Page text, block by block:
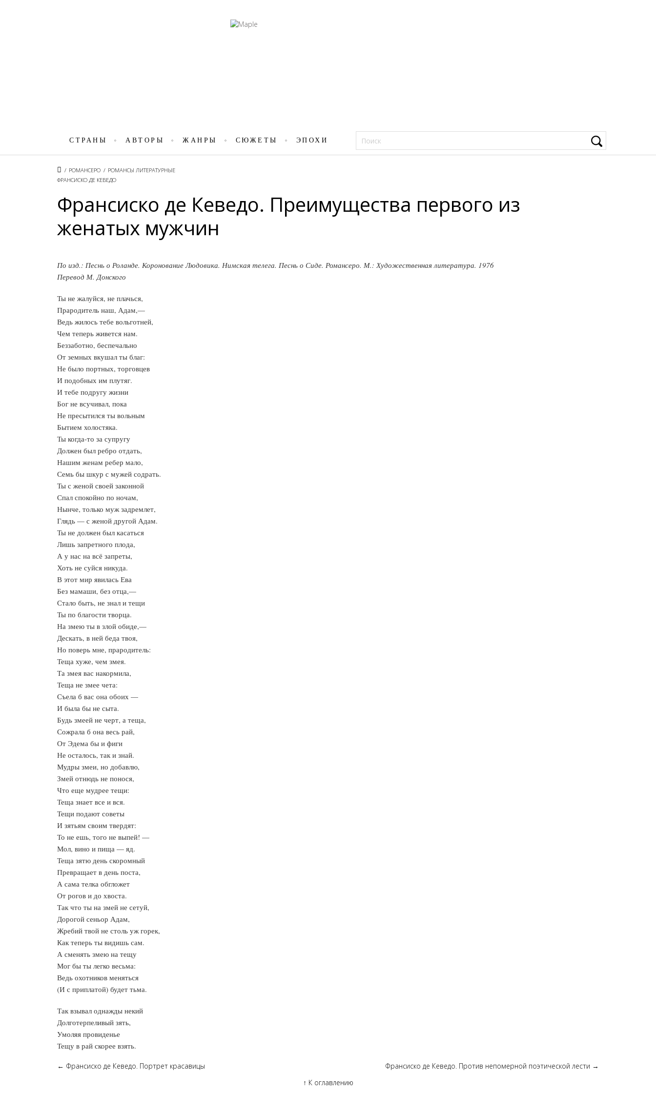
СТРАНЫ АВТОРЫ ЖАНРЫ СЮЖЕТЫ ЭПОХИ
/ РОМАНСЕРО / РОМАНСЫ ЛИТЕРАТУРНЫЕ
ФРАНСИСКО ДЕ КЕВЕДО
Франсиско де Кеведо. Преимущества первого из
женатых мужчин
По изд.: Песнь о Роланде. Коронование Людовика. Нимская телега. Песнь о Сиде. Романсеро. М.: Художественная литература. 1976
Перевод М. Донского
Ты не жалуйся, не плачься,
Прародитель наш, Адам,—
Ведь жилось тебе вольготней,
Чем теперь живется нам.
Беззаботно, беспечально
От земных вкушал ты благ:
Не было портных, торговцев
И подобных им плутяг.
И тебе подругу жизни
Бог не всучивал, пока
Не пресытился ты вольным
Бытием холостяка.
Ты когда-то за супругу
Должен был ребро отдать,
Нашим женам ребер мало,
Семь бы шкур с мужей содрать.
Ты с женой своей законной
Спал спокойно по ночам,
Нынче, только муж задремлет,
Глядь — с женой другой Адам.
Ты не должен был касаться
Лишь запретного плода,
А у нас на всё запреты,
Хоть не суйся никуда.
В этот мир явилась Ева
Без мамаши, без отца,—
Стало быть, не знал и тещи
Ты по благости творца.
На змею ты в злой обиде,—
Дескать, в ней беда твоя,
Но поверь мне, прародитель:
Теща хуже, чем змея.
Та змея вас накормила,
Теща не змее чета:
Съела б вас она обоих —
И была бы не сыта.
Будь змеей не черт, а теща,
Сожрала б она весь рай,
От Эдема бы и фиги
Не осталось, так и знай.
Мудры змеи, но добавлю,
Змей отнюдь не понося,
Что еще мудрее тещи:
Теща знает все и вся.
Тещи подают советы
И зятьям своим твердят:
То не ешь, того не выпей! —
Мол, вино и пища — яд.
Теща зятю день скоромный
Превращает в день поста,
А сама телка обгложет
От рогов и до хвоста.
Так что ты на змей не сетуй,
Дорогой сеньор Адам,
Жребий твой не столь уж горек,
Как теперь ты видишь сам.
А сменять змею на тещу
Мог бы ты легко весьма:
Ведь охотников меняться
(И с приплатой) будет тьма.
Так взывал однажды некий
Долготерпеливый зять,
Умоляя провиденье
Тещу в рай скорее взять.
← Франсиско де Кеведо. Портрет красавицы Франсиско де Кеведо. Против непомерной поэтической лести →
↑ К оглавлению